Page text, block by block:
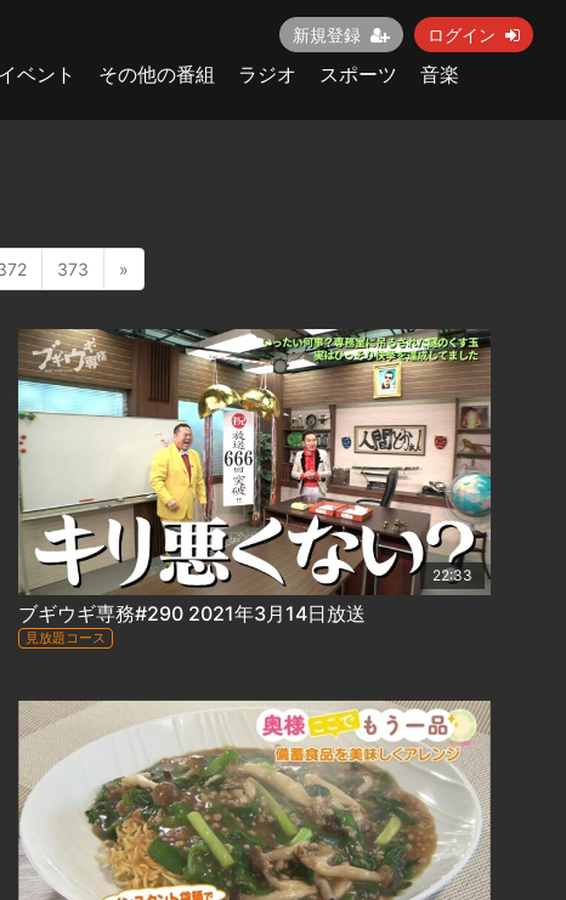
新規登録 ログイン
イベント その他の番組 ラジオ スポーツ
音楽
373 »
22:33
ブギウギ専務#290 2021年3月14日放送
見放題コース